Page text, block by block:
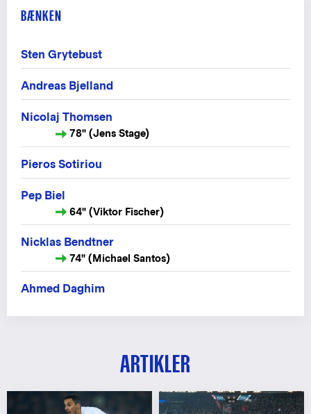
BÆNKEN
Sten Grytebust
Andreas Bjelland
Nicolaj Thomsen
78" (Jens Stage)
Pieros Sotiriou
Pep Biel
64" (Viktor Fischer)
Nicklas Bendtner
74" (Michael Santos)
Ahmed Daghim
ARTIKLER